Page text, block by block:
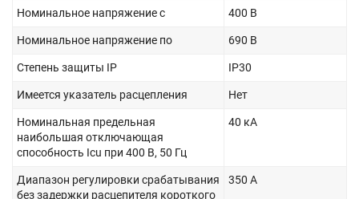
Номинальное напряжение с 400 В
Номинальное напряжение по 690 В
Степень защиты IP IP30
Имеется указатель расцепления Нет
Номинальная предельная
наибольшая отключающая
способность Icu при 400 В, 50 Гц
40 кА
Диапазон регулировки срабатывания
без задержки расцепителя короткого
350 А